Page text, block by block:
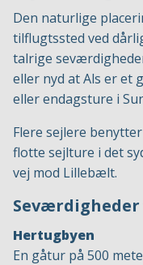
Den naturlige
tilflugtssted ved
talrige
eller nyd at Als er et
eller endagsture i
Flere sejlere
flotte sejlture i det
vej mod Lillebælt.
Hertugbyen
En gåtur på 500